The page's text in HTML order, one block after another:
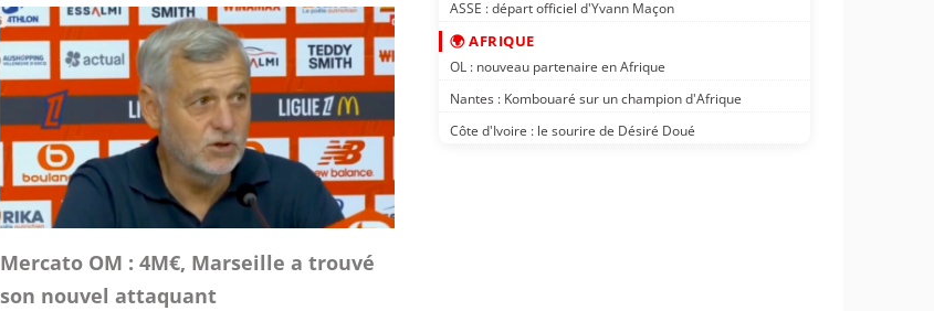
Mercato OM : 4M€, Marseille a trouvé
son nouvel attaquant
ASSE : départ officiel d'Yvann Maçon
🌍 AFRIQUE
OL : nouveau partenaire en Afrique
Nantes : Kombouaré sur un champion d'Afrique
Côte d'Ivoire : le sourire de Désiré Doué